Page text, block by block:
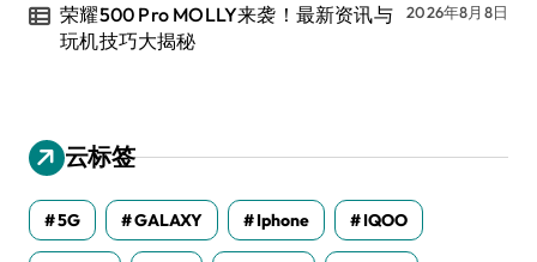
荣耀500 Pro MOLLY来袭！最新资讯与
玩机技巧大揭秘
2026年8月8日
云标签
5G GALAXY Iphone IQOO